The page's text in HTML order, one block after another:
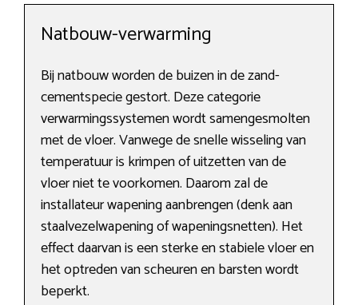
Natbouw-verwarming
Bij natbouw worden de buizen in de zand-
cementspecie gestort. Deze categorie
verwarmingssystemen wordt samengesmolten
met de vloer. Vanwege de snelle wisseling van
temperatuur is krimpen of uitzetten van de
vloer niet te voorkomen. Daarom zal de
installateur wapening aanbrengen (denk aan
staalvezelwapening of wapeningsnetten). Het
effect daarvan is een sterke en stabiele vloer en
het optreden van scheuren en barsten wordt
beperkt.